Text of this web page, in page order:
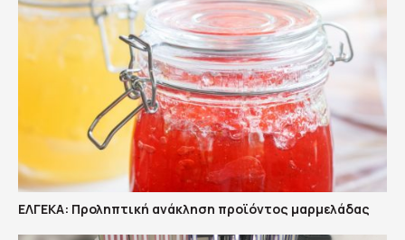
ΕΛΓΕΚΑ: Προληπτική ανάκληση προϊόντος μαρμελάδας